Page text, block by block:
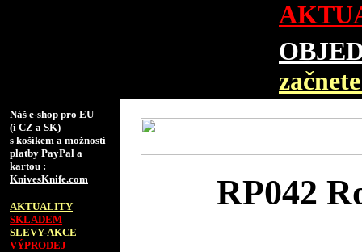
Náš e-shop pro EU
(i CZ a SK)
s košíkem a možností
platby PayPal a
kartou :
KnivesKnife.com
AKTUALITY
SKLADEM
SLEVY-AKCE
VÝPRODEJ
RP042